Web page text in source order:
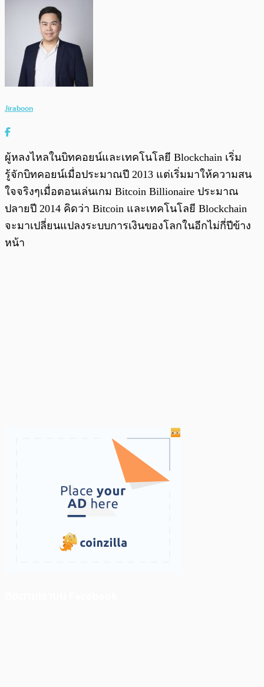
Jiraboon
ผู้หลงไหลในบิทคอยน์และเทคโนโลยี Blockchain เริ่ม
รู้จักบิทคอยน์เมื่อประมาณปี 2013 แต่เริ่มมาให้ความสน
ใจจริงๆเมื่อตอนเล่นเกม Bitcoin Billionaire ประมาณ
ปลายปี 2014 คิดว่า Bitcoin และเทคโนโลยี Blockchain
จะมาเปลี่ยนแปลงระบบการเงินของโลกในอีกไม่กี่ปีข้าง
หน้า